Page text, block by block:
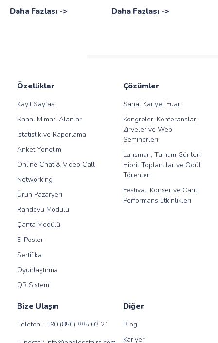
hizmet veren sanal
Daha Fazlası ->
olabiliriz?' sorusuna ışık
Daha Fazlası ->
Özellikler
Kayıt Sayfası
Sanal Mimari Alanlar
İstatistik ve Raporlama
Anket Yönetimi
Online Chat & Video Call
Networking
Ürün Pazaryeri
Randevu Modülü
Çanta Modülü
E-Poster
Sertifika
Oyunlaştırma
QR Sistemi
Çözümler
Sanal Kariyer Fuarı
Kongreler, Konferanslar,
Zirveler ve Web
Seminerleri
Lansman, Tanıtım Günleri,
Hibrit Toplantılar ve Ödül
Törenleri
Festival, Konser ve Canlı
Performans Etkinlikleri
Diğer
Blog
Kariyer
Bize Ulaşın
Telefon : +90 (850) 885 03 21